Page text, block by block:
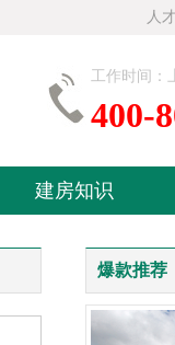
人
工作时间：
400-
建房知识
爆款推荐